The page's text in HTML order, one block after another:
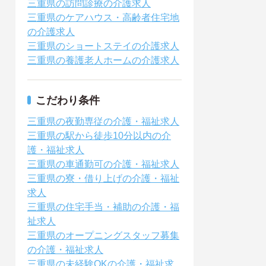
三重県の訪問診療の介護求人
三重県のケアハウス・高齢者住宅地
の介護求人
三重県のショートステイの介護求人
三重県の養護老人ホームの介護求人
こだわり条件
三重県の夜勤専従の介護・福祉求人
三重県の駅から徒歩10分以内の介
護・福祉求人
三重県の車通勤可の介護・福祉求人
三重県の寮・借り上げの介護・福祉
求人
三重県の住宅手当・補助の介護・福
祉求人
三重県のオープニングスタッフ募集
の介護・福祉求人
三重県の未経験OKの介護・福祉求